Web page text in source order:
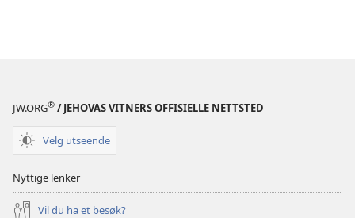
JW.ORG® / JEHOVAS VITNERS OFFISIELLE NETTSTED
Velg utseende
Nyttige lenker
Vil du ha et besøk?